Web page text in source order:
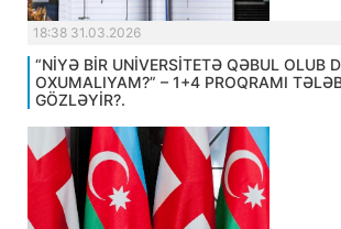
18:38 31.03.2026
“NİYƏ BİR UNİVERSİTETƏ QƏBUL OLUB
OXUMALIYAM?” – 1+4 PROQRAMI
GÖZLƏYİR?.